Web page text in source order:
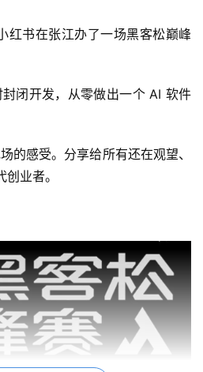
红书在张江办了一场黑客松巅峰
闭开发，从零做出一个 AI 软件
的感受。分享给所有还在观望、
业者。